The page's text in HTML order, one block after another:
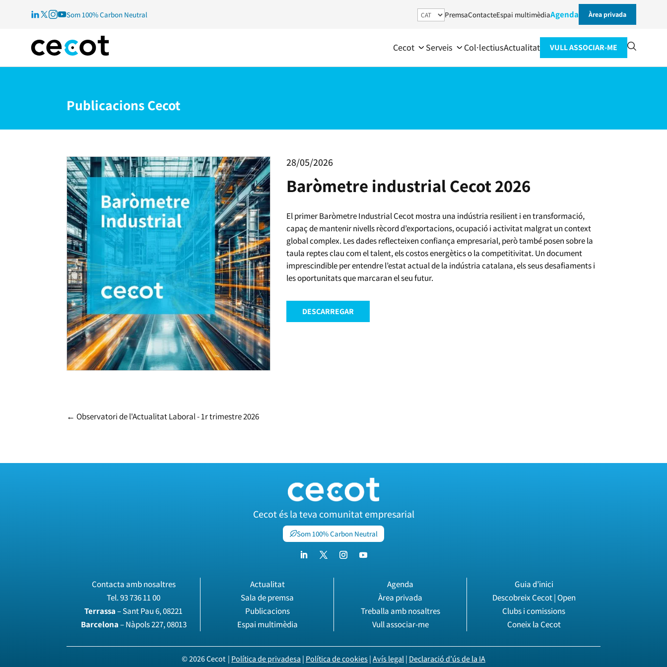
Som 100% Carbon Neutral PremsaContacteEspai multimèdiaAgenda Àrea privada
Cecot Serveis Col·lectiusActualitat VULL ASSOCIAR-ME
Publicacions Cecot
28/05/2026
Baròmetre industrial Cecot 2026
El primer Baròmetre Industrial Cecot mostra una indústria resilient i en transformació,
capaç de mantenir nivells rècord d’exportacions, ocupació i activitat malgrat un context
global complex. Les dades reflecteixen confiança empresarial, però també posen sobre la
taula reptes clau com el talent, els costos energètics o la competitivitat. Un document
imprescindible per entendre l’estat actual de la indústria catalana, els seus desafiaments i
les oportunitats que marcaran el seu futur.
DESCARREGAR
← Observatori de l'Actualitat Laboral - 1r trimestre 2026
Cecot és la teva comunitat empresarial
Som 100% Carbon Neutral
Contacta amb nosaltres
Tel.93 736 11 00
Terrassa– Sant Pau 6, 08221
Barcelona– Nàpols 227, 08013
Actualitat
Sala de premsa
Publicacions
Espai multimèdia
Agenda
Àrea privada
Treballa amb nosaltres
Vull associar-me
Guia d’inici
Descobreix Cecot | Open
Clubs i comissions
Coneix la Cecot
© 2026 Cecot | Política de privadesa | Política de cookies|Avís legal| Declaració d’ús de la IA